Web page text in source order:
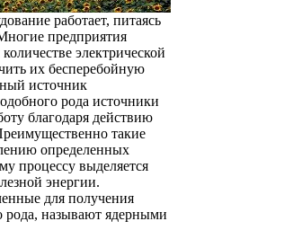
работает, питаясь
предприятия
электрической
их бесперебойную
источник
рода источники
благодаря действию
такие
определенных
процессу выделяется
энергии.
для получения
рода, называют ядерными